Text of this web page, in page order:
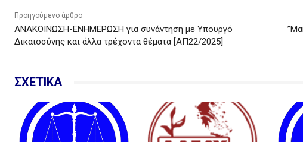
Προηγούμενο άρθρο
ΑΝΑΚΟΙΝΩΣΗ-ΕΝΗΜΕΡΩΣΗ για συνάντηση με Υπουργό
Δικαιοσύνης και άλλα τρέχοντα θέματα [ΑΠ22/2025]
ΣΧΕΤΙΚΑ